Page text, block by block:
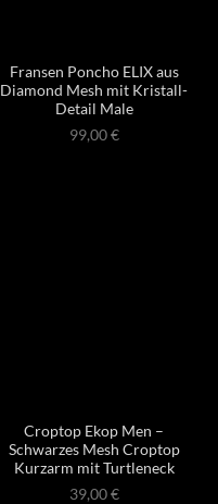
Fransen Poncho ELIX aus
Diamond Mesh mit Kristall-
Detail Male
99,00€
Croptop Ekop Men –
Schwarzes Mesh Croptop
Kurzarm mit Turtleneck
39,00€